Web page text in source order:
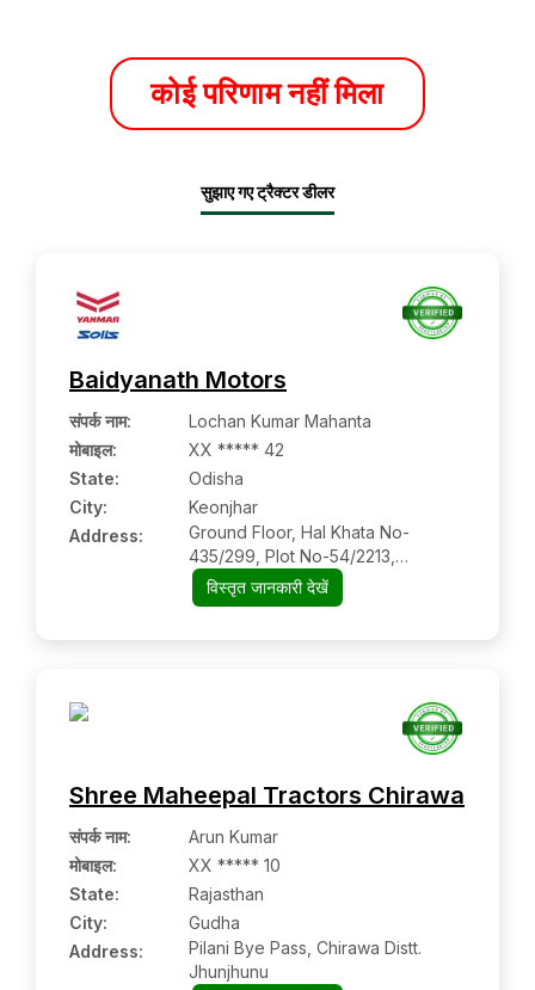
कोई परिणाम नहीं मिला
सुझाए गए ट्रैक्टर डीलर
Baidyanath Motors
संपर्क नाम:
Lochan Kumar Mahanta
मोबाइल:
XX ***** 42
State:
Odisha
City:
Keonjhar
Address:
Ground Floor, Hal Khata No-
435/299, Plot No-54/2213,
Keonjhar Sadar, Nihalsingh Chhak,
Near Hanuman Mandir, Nijagard
विस्तृत जानकारी देखें
Shree Maheepal Tractors Chirawa
संपर्क नाम:
Arun Kumar
मोबाइल:
XX ***** 10
State:
Rajasthan
City:
Gudha
Address:
Pilani Bye Pass, Chirawa Distt.
Jhunjhunu